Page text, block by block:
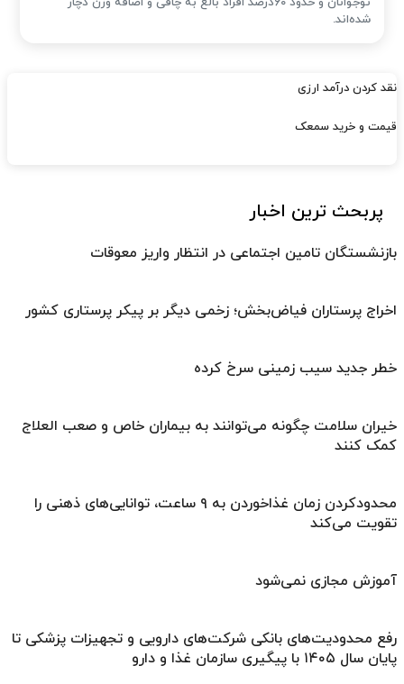
شده‌اند.
نقد کردن درآمد ارزی
قیمت و خرید سمعک
پربحث ترین اخبار
بازنشستگان تامین اجتماعی در انتظار واریز معوقات
اخراج پرستاران فیاض‌بخش؛ زخمی دیگر بر پیکر پرستاری کشور
خطر جدید سیب زمینی سرخ کرده
خیران سلامت چگونه می‌توانند به بیماران خاص و صعب العلاج
کمک کنند
محدودکردن زمان غذاخوردن به ۹ ساعت، توانایی‌های ذهنی را
تقویت می‌کند
آموزش مجازی نمی‌شود
رفع محدودیت‌های بانکی شرکت‌های دارویی و تجهیزات پزشکی تا
پایان سال ۱۴۰۵ با پیگیری سازمان غذا و دارو